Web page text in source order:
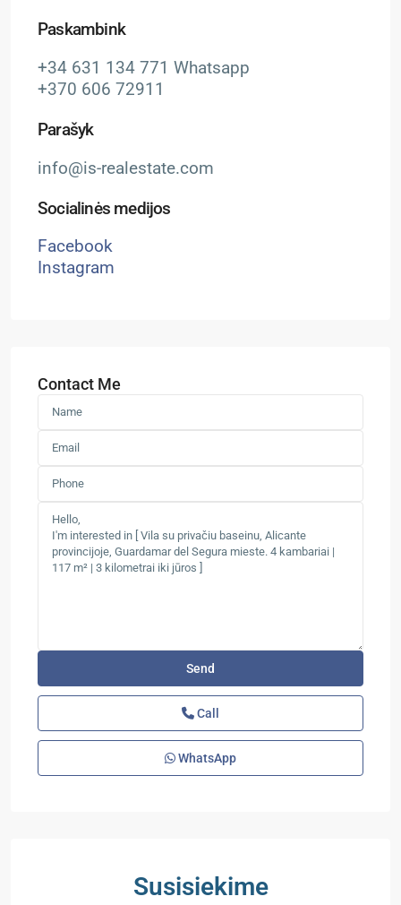
Paskambink
+34 631 134 771 Whatsapp
+370 606 72911
Parašyk
info@is-realestate.com
Socialinės medijos
Facebook
Instagram
Contact Me
Call
WhatsApp
Susisiekime